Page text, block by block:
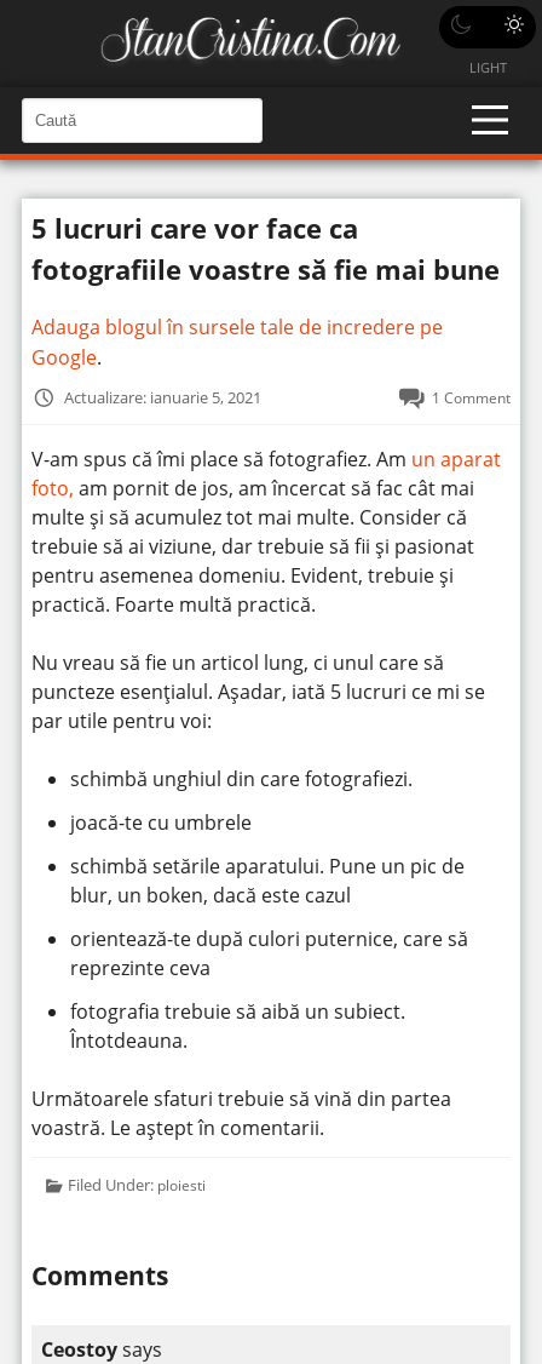
LIGHT
a
u
t
C
a
u
î
n
i
t
5 lucruri care vor face ca
fotografiile voastre să fie mai bune
Adauga blogul în sursele tale de incredere pe
Google.
Actualizare: ianuarie 5, 2021 1 Comment
V-am spus că îmi place să fotografiez. Am un aparat
foto, am pornit de jos, am încercat să fac cât mai
multe și să acumulez tot mai multe. Consider că
trebuie să ai viziune, dar trebuie să fii și pasionat
pentru asemenea domeniu. Evident, trebuie și
practică. Foarte multă practică.
Nu vreau să fie un articol lung, ci unul care să
puncteze esențialul. Așadar, iată 5 lucruri ce mi se
par utile pentru voi:
schimbă unghiul din care fotografiezi.
joacă-te cu umbrele
schimbă setările aparatului. Pune un pic de
blur, un boken, dacă este cazul
orientează-te după culori puternice, care să
reprezinte ceva
fotografia trebuie să aibă un subiect.
Întotdeauna.
Următoarele sfaturi trebuie să vină din partea
voastră. Le aștept în comentarii.
Filed Under: ploiesti
Comments
Ceostoysays